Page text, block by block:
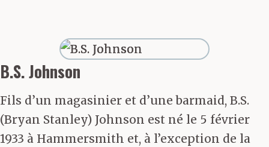
corps, le cacao, c’est ce
qu’ils te refilent à l’asile
pour t’aider dans la
souffrance.
B.S. Johnson
Fils d’un magasinier et d’une barmaid, B.S.
(Bryan Stanley) Johnson est né le 5 février
1933 à Hammersmith et, à l’exception de la